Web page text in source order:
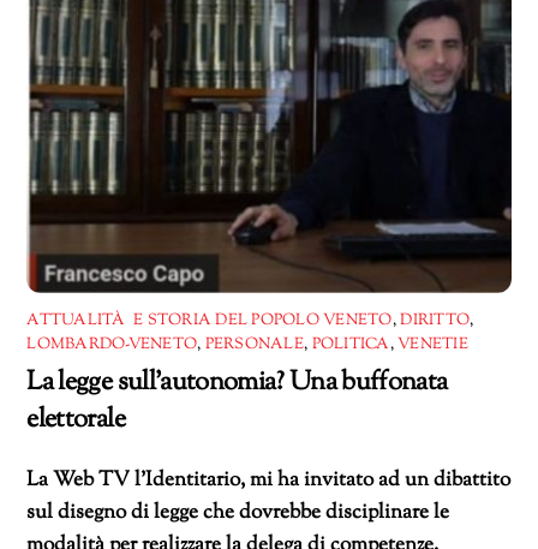
ATTUALITÀ E STORIA DEL POPOLO VENETO,DIRITTO,
LOMBARDO-VENETO, PERSONALE, POLITICA,VENETIE
La legge sull’autonomia? Una buffonata
elettorale
La Web TV l’Identitario, mi ha invitato ad un dibattito
sul disegno di legge che dovrebbe disciplinare le